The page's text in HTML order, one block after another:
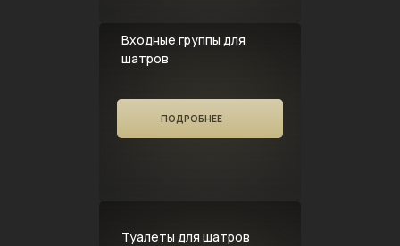
Входные группы для
шатров
ПОДРОБНЕЕ
Туалеты для шатров